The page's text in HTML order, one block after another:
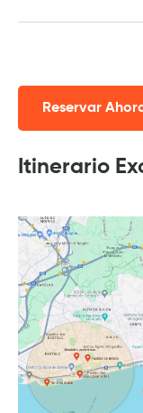
Reservar
Itinerario